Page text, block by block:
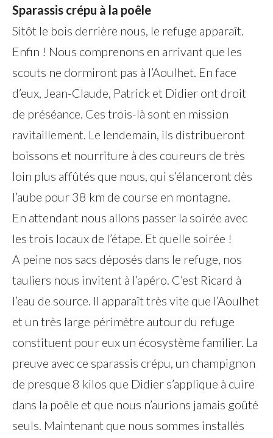
Sparassis crépu à la poêle
Sitôt le bois derrière nous, le refuge apparaît.
Enfin ! Nous comprenons en arrivant que les
scouts ne dormiront pas à l’Aoulhet. En face
d’eux, Jean-Claude, Patrick et Didier ont droit
de préséance. Ces trois-là sont en mission
ravitaillement. Le lendemain, ils distribueront
boissons et nourriture à des coureurs de très
loin plus affûtés que nous, qui s’élanceront dès
l’aube pour 38 km de course en montagne.
En attendant nous allons passer la soirée avec
les trois locaux de l’étape. Et quelle soirée !
A peine nos sacs déposés dans le refuge, nos
tauliers nous invitent à l’apéro. C’est Ricard à
l’eau de source. Il apparaît très vite que l’Aoulhet
et un très large périmètre autour du refuge
constituent pour eux un écosystème familier. La
preuve avec ce sparassis crépu, un champignon
de presque 8 kilos que Didier s’applique à cuire
dans la poêle et que nous n’aurions jamais goûté
seuls. Maintenant que nous sommes installés